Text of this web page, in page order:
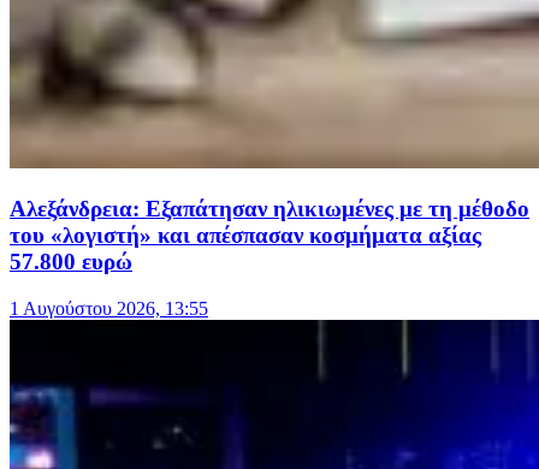
Αλεξάνδρεια: Εξαπάτησαν ηλικιωμένες με τη μέθοδο
του «λογιστή» και απέσπασαν κοσμήματα αξίας
57.800 ευρώ
1 Αυγούστου 2026, 13:55